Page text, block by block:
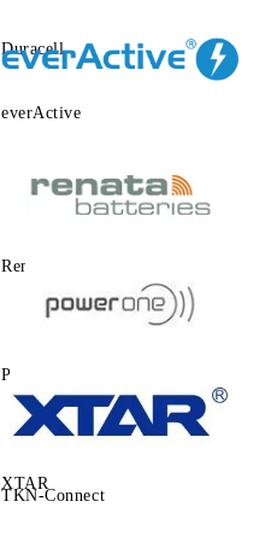
Duracell
everActive
Renata
Power One
XTAR
TKN-Connect